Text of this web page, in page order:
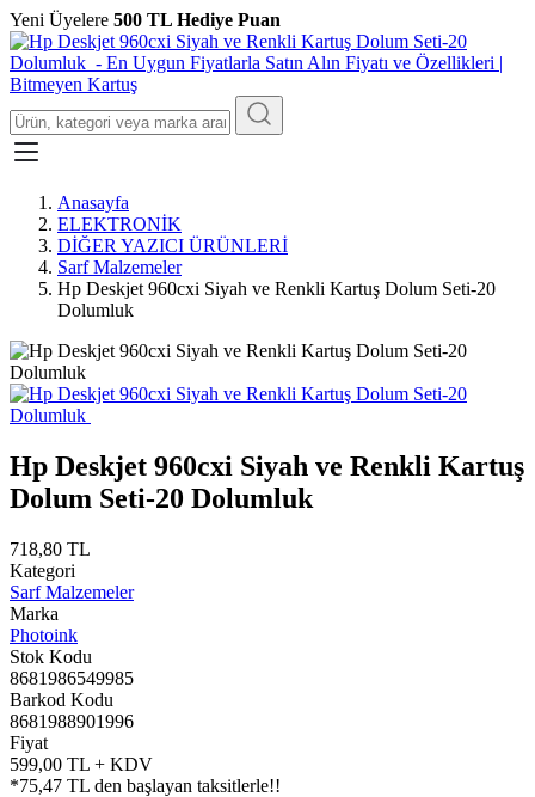
Yeni Üyelere 500 TL Hediye Puan
Anasayfa
ELEKTRONİK
DİĞER YAZICI ÜRÜNLERİ
Sarf Malzemeler
Hp Deskjet 960cxi Siyah ve Renkli Kartuş Dolum Seti-20
Dolumluk
Hp Deskjet 960cxi Siyah ve Renkli Kartuş
Dolum Seti-20 Dolumluk
718,80 TL
Kategori
Sarf Malzemeler
Marka
Photoink
Stok Kodu
8681986549985
Barkod Kodu
8681988901996
Fiyat
599,00 TL + KDV
*75,47 TL den başlayan taksitlerle!!